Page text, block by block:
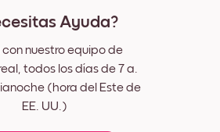
Ayuda?
nuestro equipo de
todos los días de 7 a.
(hora del Este de
EE. UU.)